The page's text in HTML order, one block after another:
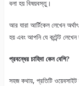
বলা হয় বিষয়বস্তু।
আর যারা আর্টিকেল লেখেন
হয় এবং আপনি যে কন্টেন্ট
প্রবন্ধের চাহিদা কেন বেশি?
সহজ কথায়, প্রতিটি